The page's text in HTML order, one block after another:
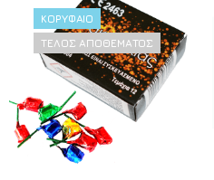
Add to wishlist
ΚΟΡΥΦΑΊΟ
ΤΈΛΟΣ ΑΠΟΘΈΜΑΤΟΣ